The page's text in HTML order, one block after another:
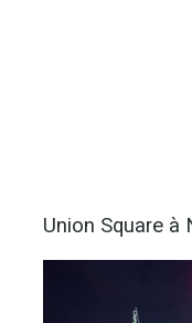
Union Square à